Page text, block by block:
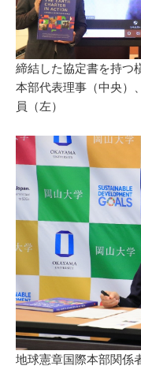
締結した協定書を持つ
本部代表理事（中央）
員（左）
地球憲章国際本部関係